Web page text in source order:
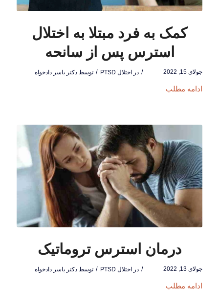
کمک به فرد مبتلا به اختلال
استرس پس از سانحه
جولای 15, 2022 / در اختلال PTSD / توسطدکتر یاسر دادخواه
ادامه مطلب
درمان استرس تروماتیک
جولای 13, 2022 / در اختلال PTSD / توسطدکتر یاسر دادخواه
ادامه مطلب